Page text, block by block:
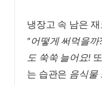
냉장고 속 남은 재
"어떻게 써먹을까
도 쑥쑥 늘어요!또
는 습관은 음식물